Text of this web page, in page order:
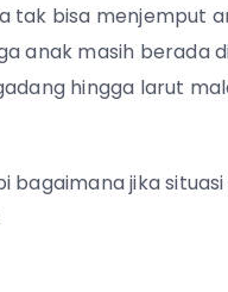
tak bisa menjemput
anak masih berada
hingga larut
bagaimana jika